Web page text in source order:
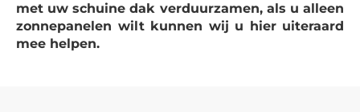
met uw schuine dak verduurzamen, als u alleen
zonnepanelen wilt kunnen wij u hier uiteraard
mee helpen.